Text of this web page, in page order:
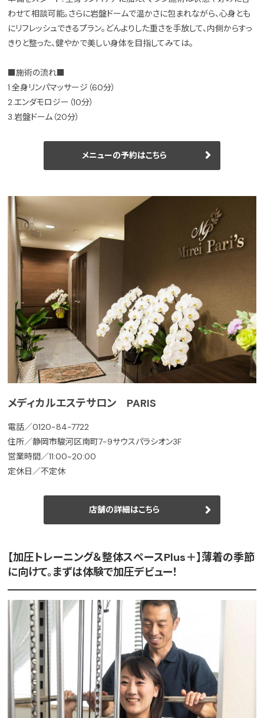
わせて相談可能。さらに岩盤ドームで温かさに包まれながら、心身とも
にリフレッシュできるプラン。どんよりした重さを手放して、内側からすっ
きりと整った、健やかで美しい身体を目指してみては。
■施術の流れ■
1.全身リンパマッサージ（60分）
2.エンダモロジー（10分）
3.岩盤ドーム（20分）
メニューの予約はこちら
メディカルエステサロン PARIS
電話／0120-84-7722
住所／静岡市駿河区南町7-9サウスパラシオン3F
営業時間／11:00~20:00
定休日／不定休
店舗の詳細はこちら
【加圧トレーニング＆整体スペースPlus＋】薄着の季節
に向けて。まずは体験で加圧デビュー！